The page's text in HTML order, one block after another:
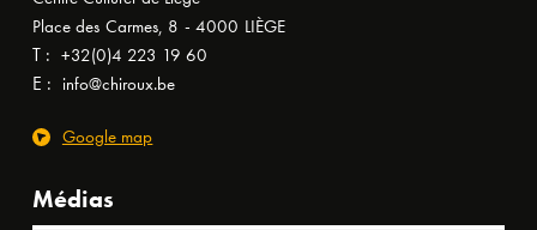
Place des Carmes, 8 - 4000 LIÈGE
T : +32(0)4 223 19 60
E : info@chiroux.be
Google map
Médias